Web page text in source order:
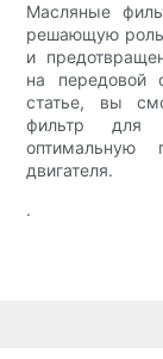
Масляные
решающую роль
и
на передовой
статье, вы
фильтр для
оптимальную
двигателя.
.